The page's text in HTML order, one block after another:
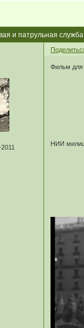
и патрульная
Фильм для
НИИ